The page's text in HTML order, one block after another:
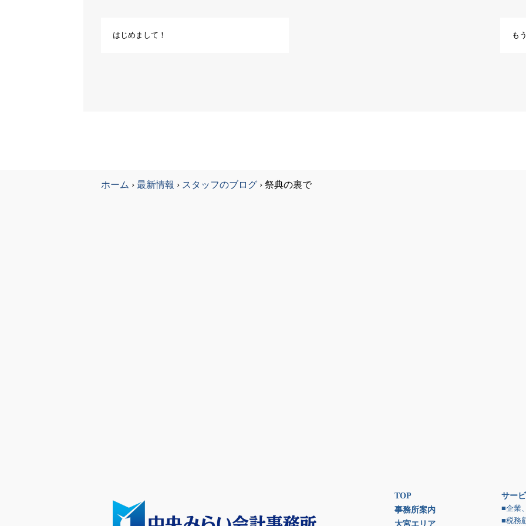
はじめまして！ も
ホーム › 最新情報 › スタッフのブログ › 祭典の裏で
TOP
事務所案内
大宮エリア
サー
■企業
■税務